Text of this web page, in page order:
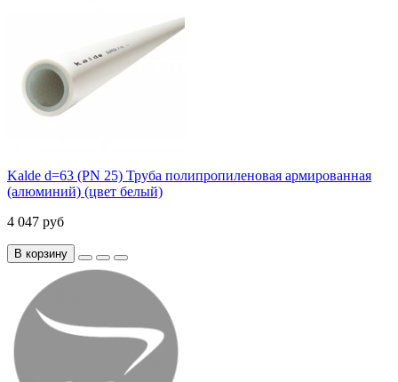
Kalde d=63 (PN 25) Труба полипропиленовая армированная
(алюминий) (цвет белый)
4 047 руб
В корзину